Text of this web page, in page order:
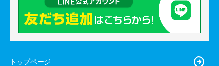
トップページ